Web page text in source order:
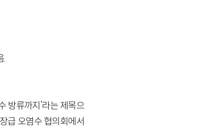
.
방류까지’라는 제목으
급 오염수 협의회에서